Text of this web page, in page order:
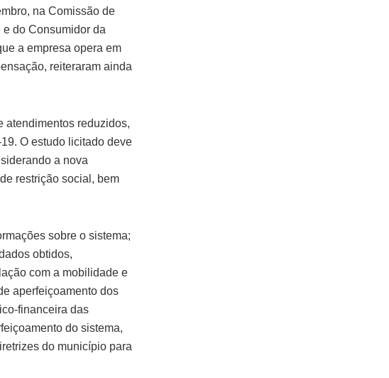
na Comissão de
e do Consumidor da
a empresa opera em
reiteraram ainda
atendimentos reduzidos,
O estudo licitado deve
a nova
restrição social, bem
sobre o sistema;
obtidos,
com a mobilidade e
aperfeiçoamento dos
financeira das
do sistema,
do município para